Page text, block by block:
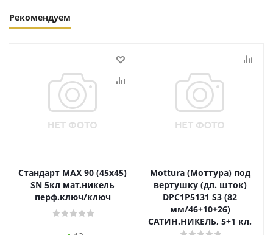
Рекомендуем
Стандарт MAX 90 (45х45)
SN 5кл мат.никель
перф.ключ/ключ
Mottura (Моттура) под
вертушку (дл. шток)
DPC1P5131 S3 (82
мм/46+10+26)
САТИН.НИКЕЛЬ, 5+1 кл.